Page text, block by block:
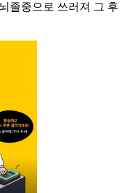
졸중으로 쓰러져 그 후